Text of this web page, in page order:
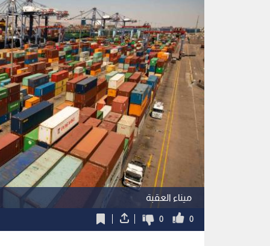
ميناء العقبة
0
0